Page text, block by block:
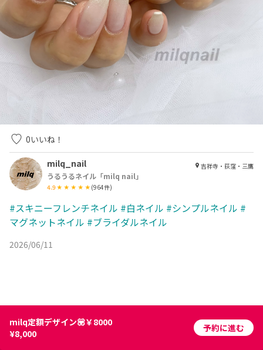
0いいね！
milq_nail
うるうるネイル「milq nail」
4.9 (964件)
吉祥寺・荻窪・三鷹
#スキニーフレンチネイル #白ネイル #シンプルネイル #
マグネットネイル #ブライダルネイル
2026/06/11
milq定額デザイン💟￥8000
¥8,000
予約に進む